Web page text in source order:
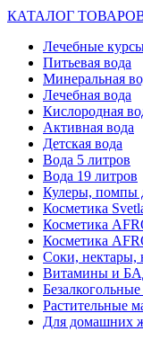
КАТАЛОГ
Лечебные
Питьевая вода
Минеральная
Лечебная вода
Кислородная
Активная вода
Детская вода
Вода 5 литров
Вода 19 литров
Кулеры, помпы
Косметика
Косметика
Косметика
Соки, нектары,
Витамины и
Растительные
Для домашних